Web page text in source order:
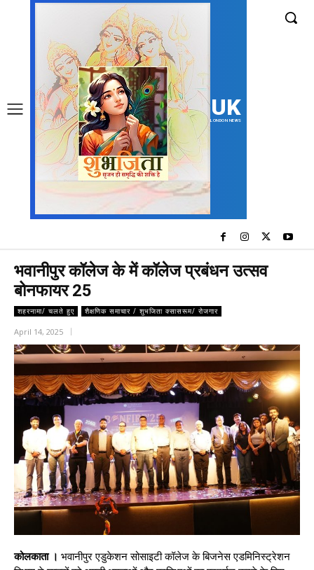
UK
LONDON NEWS
भवानीपुर कॉलेज के में कॉलेज प्रबंधन उत्सव
बोनफायर 25
शहरनामा/ चलते हुए शैक्षणिक समाचार / शुभजिता क्सासरूम/ रोजगार
April 14, 2025
कोलकाता । भवानीपुर एडुकेशन सोसाइटी कॉलेज के बिजनेस एडमिनिस्ट्रेशन